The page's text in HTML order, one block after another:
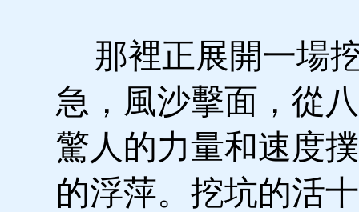
那裡正展開一場
急，風沙擊面，從
驚人的力量和速度
的浮萍。挖坑的活